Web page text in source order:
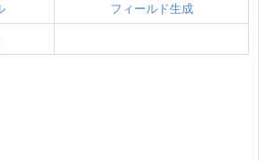
フィールド生成